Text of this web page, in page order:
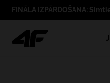
FINĀLA IZPĀRDOŠANA: